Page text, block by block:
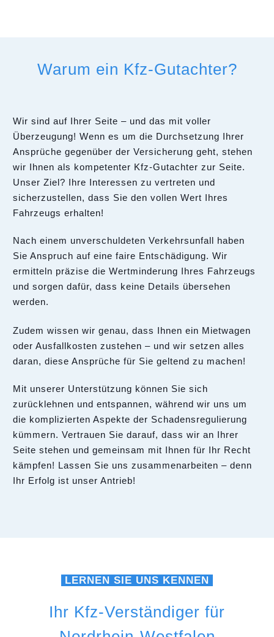
Warum ein Kfz-Gutachter?
Wir sind auf Ihrer Seite – und das mit voller
Überzeugung! Wenn es um die Durchsetzung Ihrer
Ansprüche gegenüber der Versicherung geht, stehen
wir Ihnen als kompetenter Kfz-Gutachter zur Seite.
Unser Ziel? Ihre Interessen zu vertreten und
sicherzustellen, dass Sie den vollen Wert Ihres
Fahrzeugs erhalten!
Nach einem unverschuldeten Verkehrsunfall haben
Sie Anspruch auf eine faire Entschädigung. Wir
ermitteln präzise die Wertminderung Ihres Fahrzeugs
und sorgen dafür, dass keine Details übersehen
werden.
Zudem wissen wir genau, dass Ihnen ein Mietwagen
oder Ausfallkosten zustehen – und wir setzen alles
daran, diese Ansprüche für Sie geltend zu machen!
Mit unserer Unterstützung können Sie sich
zurücklehnen und entspannen, während wir uns um
die komplizierten Aspekte der Schadensregulierung
kümmern. Vertrauen Sie darauf, dass wir an Ihrer
Seite stehen und gemeinsam mit Ihnen für Ihr Recht
kämpfen! Lassen Sie uns zusammenarbeiten – denn
Ihr Erfolg ist unser Antrieb!
LERNEN SIE UNS KENNEN
Ihr Kfz-Verständiger für